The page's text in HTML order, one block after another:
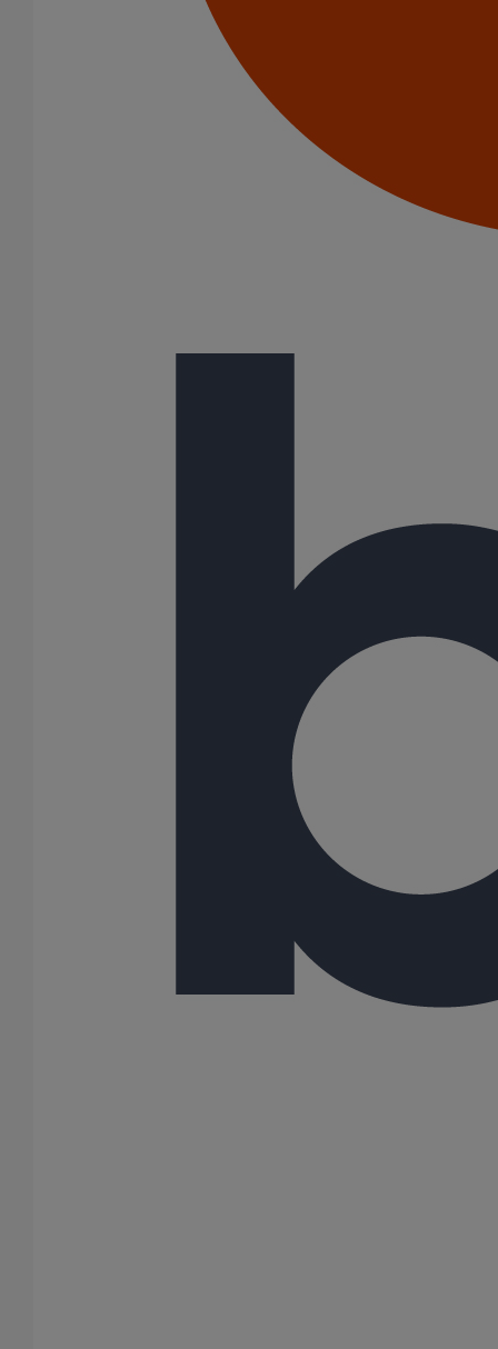
Piquage type collier de prise en charge Pt bossage ELIXAIR
sur Piquage type collier de prise en charge Pt